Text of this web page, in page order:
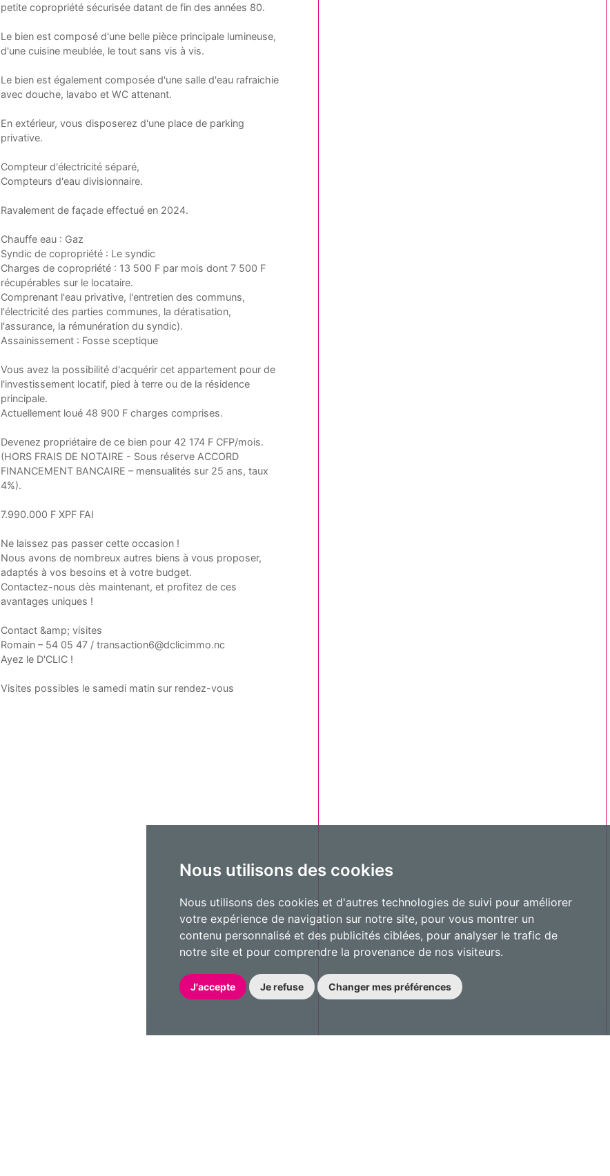
Nous utilisons des cookies
Nous utilisons des cookies et d'autres technologies de suivi pour améliorer
votre expérience de navigation sur notre site, pour vous montrer un
contenu personnalisé et des publicités ciblées, pour analyser le trafic de
notre site et pour comprendre la provenance de nos visiteurs.
J'accepte Je refuse Changer mes préférences
petite copropriété sécurisée datant de fin des années 80.
Le bien est composé d'une belle pièce principale lumineuse,
d'une cuisine meublée, le tout sans vis à vis.
Le bien est également composée d'une salle d'eau rafraichie
avec douche, lavabo et WC attenant.
En extérieur, vous disposerez d'une place de parking
privative.
Compteur d'électricité séparé,
Compteurs d'eau divisionnaire.
Ravalement de façade effectué en 2024.
Chauffe eau : Gaz
Syndic de copropriété : Le syndic
Charges de copropriété : 13 500 F par mois dont 7 500 F
récupérables sur le locataire.
Comprenant l'eau privative, l'entretien des communs,
l'électricité des parties communes, la dératisation,
l'assurance, la rémunération du syndic).
Assainissement : Fosse sceptique
Vous avez la possibilité d'acquérir cet appartement pour de
l'investissement locatif, pied à terre ou de la résidence
principale.
Actuellement loué 48 900 F charges comprises.
Devenez propriétaire de ce bien pour 42 174 F CFP/mois.
(HORS FRAIS DE NOTAIRE - Sous réserve ACCORD
FINANCEMENT BANCAIRE – mensualités sur 25 ans, taux
4%).
7.990.000 F XPF FAI
Ne laissez pas passer cette occasion !
Nous avons de nombreux autres biens à vous proposer,
adaptés à vos besoins et à votre budget.
Contactez-nous dès maintenant, et profitez de ces
avantages uniques !
Contact &amp; visites
Romain – 54 05 47 / transaction6@dclicimmo.nc
Ayez le D'CLIC !
Visites possibles le samedi matin sur rendez-vous